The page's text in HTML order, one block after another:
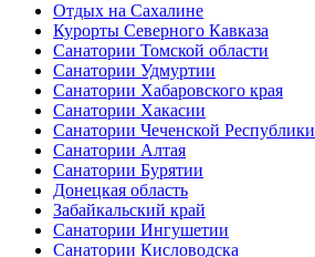
Отдых на Сахалине
Курорты Северного Кавказа
Санатории Томской области
Санатории Удмуртии
Санатории Хабаровского края
Санатории Хакасии
Санатории Чеченской Республики
Санатории Алтая
Санатории Бурятии
Донецкая область
Забайкальский край
Санатории Ингушетии
Санатории Кисловодска